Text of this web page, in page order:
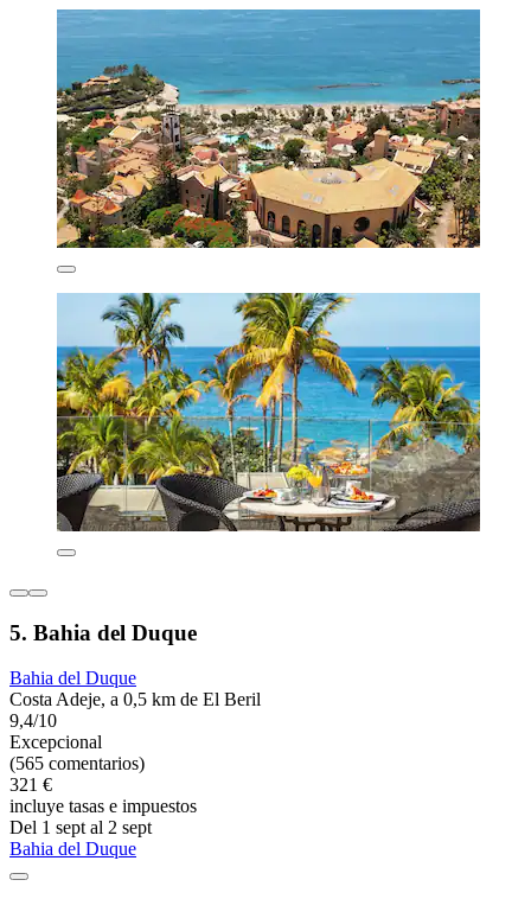
5. Bahia del Duque
Bahia del Duque
Costa Adeje, a 0,5 km de El Beril
9,4/10
Excepcional
(565 comentarios)
321 €
incluye tasas e impuestos
Del 1 sept al 2 sept
Bahia del Duque